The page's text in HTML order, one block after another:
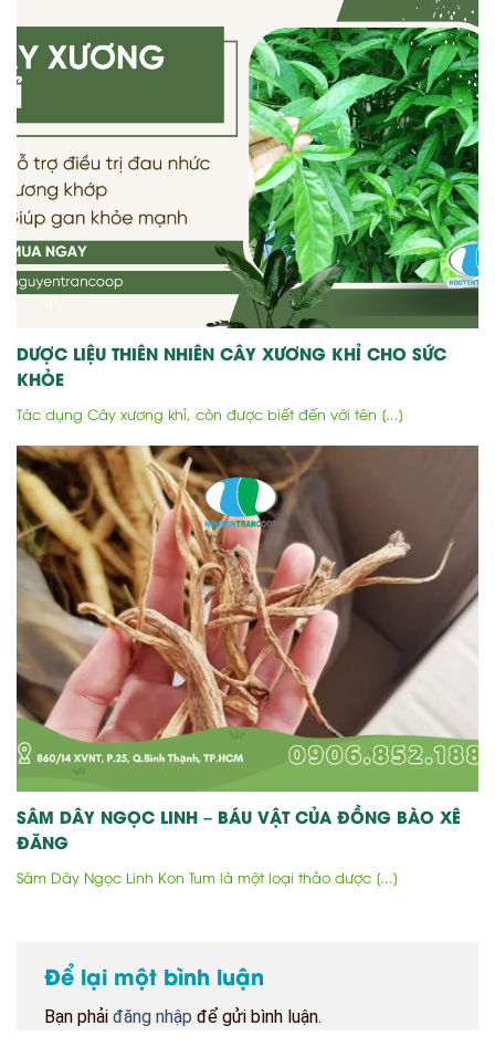
DƯỢC LIỆU THIÊN NHIÊN CÂY XƯƠNG KHỈ CHO SỨC
KHỎE
Tác dụng Cây xương khỉ, còn được biết đến với tên [...]
SÂM DÂY NGỌC LINH – BÁU VẬT CỦA ĐỒNG BÀO XÊ
ĐĂNG
Sâm Dây Ngọc Linh Kon Tum là một loại thảo dược [...]
Để lại một bình luận
Bạn phải đăng nhập để gửi bình luận.